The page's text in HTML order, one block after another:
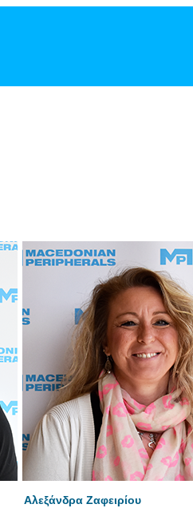
Αλεξάνδρα Ζαφειρίου